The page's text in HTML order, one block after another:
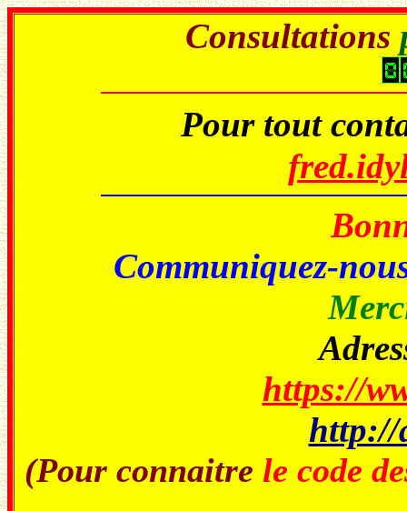
Consultations
Pour tout
Communiquez-
https://
http://
(Pour connaitre le code